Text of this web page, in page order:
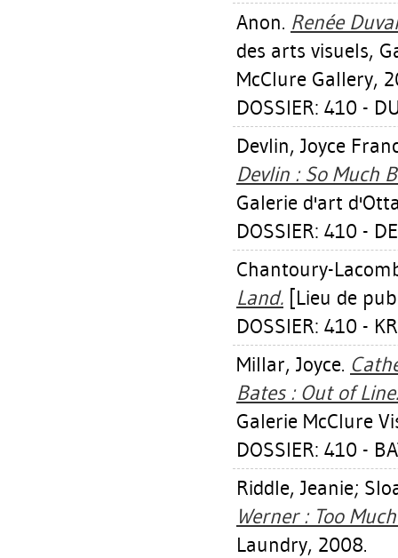
Anon. Renée
des arts visuels,
McClure Gallery,
DOSSIER: 410 -
Devlin, Joyce
Devlin : So Much
Galerie d'art
DOSSIER: 410 -
Chantoury-
Land. [Lieu de
DOSSIER: 410 -
Millar, Joyce.
Bates : Out of Line.
Galerie McClure
DOSSIER: 410 -
Riddle, Jeanie;
Werner : Too
Laundry, 2008.